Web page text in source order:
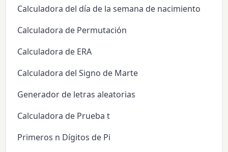
Calculadora del día de la semana de nacimiento
Calculadora de Permutación
Calculadora de ERA
Calculadora del Signo de Marte
Generador de letras aleatorias
Calculadora de Prueba t
Primeros n Dígitos de Pi